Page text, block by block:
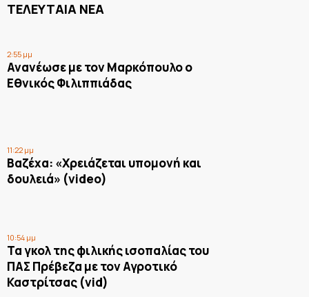
ΤΕΛΕΥΤΑΙΑ ΝΕΑ
2:55 μμ
Ανανέωσε με τον Μαρκόπουλο ο
Εθνικός Φιλιππιάδας
11:22 μμ
Βαζέχα: «Χρειάζεται υπομονή και
δουλειά» (video)
10:54 μμ
Τα γκολ της φιλικής ισοπαλίας του
ΠΑΣ Πρέβεζα με τον Αγροτικό
Καστρίτσας (vid)